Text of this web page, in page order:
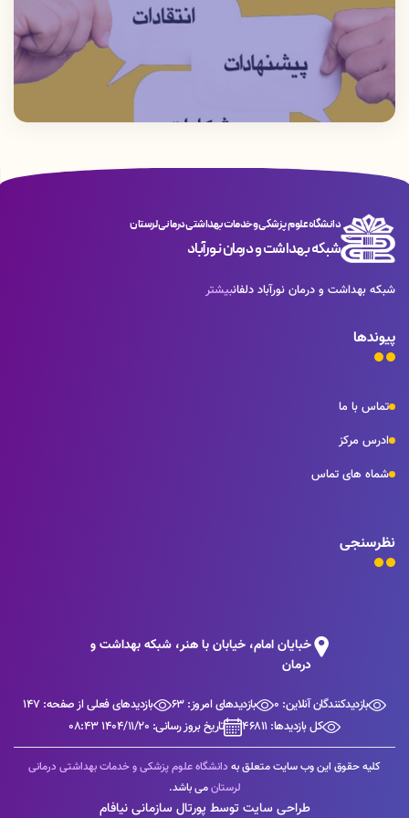
جلوگیری می گردد
وزارت بهداشت )جهت گروه هدف وسایرین
انجام میشود
دانشگاه علوم پزشکی و خدمات بهداشتی درمانی لرستان
شبکه بهداشت و درمان نورآباد
شبکه بهداشت و درمان نورآباد دلفانبیشتر
پیوندها
تماس با ما
ادرس مرکز
شماه های تماس
نظرسنجی
خبایان امام، خیابان با هنر، شبکه بهداشت و
درمان
بازدیدکنندگان آنلاین: 0 بازدیدهای امروز: 63
بازدیدهای فعلی از صفحه: 147
کل بازدیدها: 46811
تاریخ بروز رسانی: 1404/11/20 08:43
کلیه حقوق این وب سایت متعلق به دانشگاه علوم پزشکی و خدمات بهداشتی درمانی
لرستانمی باشد.
طراحی سایت توسط پورتال سازمانی نیافام